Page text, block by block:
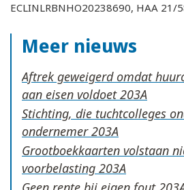
ECLINLRBNHO20238690, HAA
Meer nieuws
Aftrek geweigerd omdat
aan eisen voldoet
Stichting, die tuchtcolleges
ondernemer
Grootboekkaarten volstaan
voorbelasting